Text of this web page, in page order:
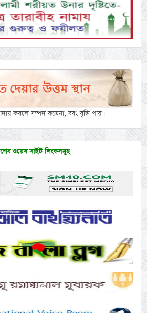
করলে সম্পদ কমেনা, বরং বৃদ্ধি পায়।
ওয়েব সাইট লিংকসমূহ